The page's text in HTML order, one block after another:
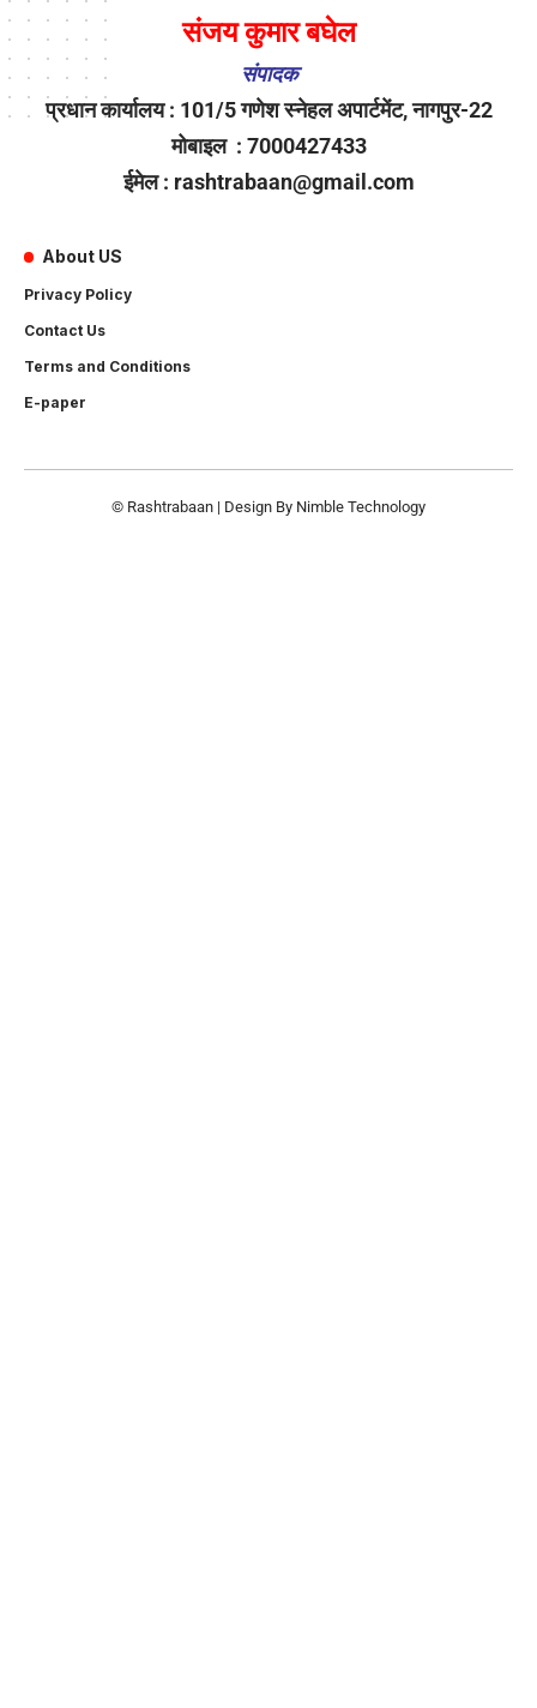
संजय कुमार बघेल
संपादक
प्रधान कार्यालय : 101/5 गणेश स्नेहल अपार्टमेंट, नागपुर-22
मोबाइल : 7000427433
ईमेल : rashtrabaan@gmail.com
About US
Privacy Policy
Contact Us
Terms and Conditions
E-paper
© Rashtrabaan | Design By Nimble Technology